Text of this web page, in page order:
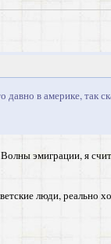
давно в америке,
Волны эмиграции, я
люди,